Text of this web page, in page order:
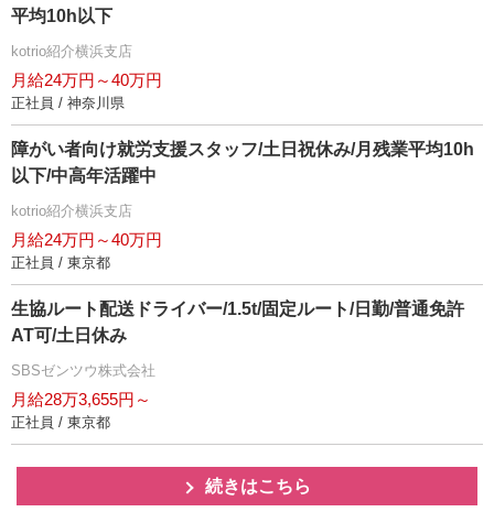
平均10h以下
kotrio紹介横浜支店
月給24万円～40万円
正社員 / 神奈川県
障がい者向け就労支援スタッフ/土日祝休み/月残業平均10h
以下/中高年活躍中
kotrio紹介横浜支店
月給24万円～40万円
正社員 / 東京都
生協ルート配送ドライバー/1.5t/固定ルート/日勤/普通免許
AT可/土日休み
SBSゼンツウ株式会社
月給28万3,655円～
正社員 / 東京都
続きはこちら